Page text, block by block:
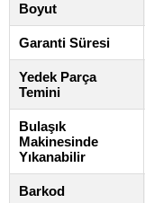
Boyut
Garanti Süresi
Yedek Parça
Temini
Bulaşık
Makinesinde
Yıkanabilir
Barkod